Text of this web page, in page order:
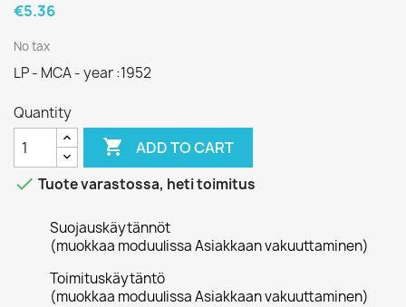
€5.36
No tax
LP - MCA - year :1952
Quantity
 ADD TO CART
 Tuote varastossa, heti toimitus
Suojauskäytännöt
(muokkaa moduulissa Asiakkaan vakuuttaminen)
Toimituskäytäntö
(muokkaa moduulissa Asiakkaan vakuuttaminen)